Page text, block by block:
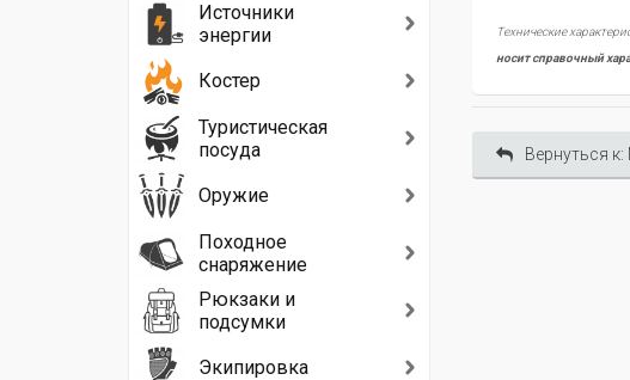
Технические
носит справочный
Вернуться
Источники
энергии
Костер
Туристическая
посуда
Оружие
Походное
снаряжение
Рюкзаки и
подсумки
Экипировка